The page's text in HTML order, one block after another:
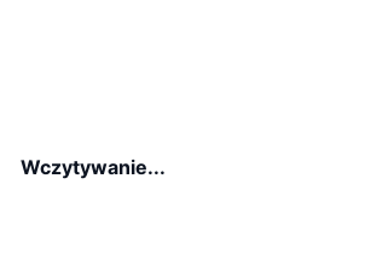
Wczytywanie...